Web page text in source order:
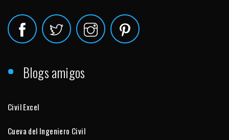
Blogs amigos
Civil Excel
Cueva del Ingeniero Civil